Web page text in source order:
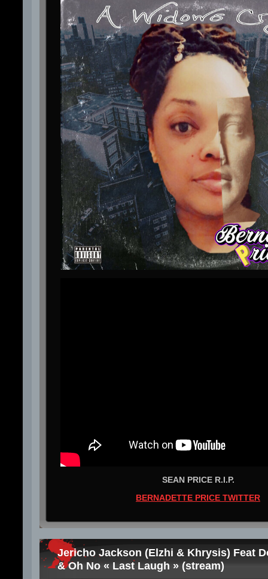
SEAN PRICE R.I.P.
BERNADETTE PRICE TWITTER
Jericho Jackson (Elzhi & Khrysis) Feat
& Oh No « Last Laugh » (stream)